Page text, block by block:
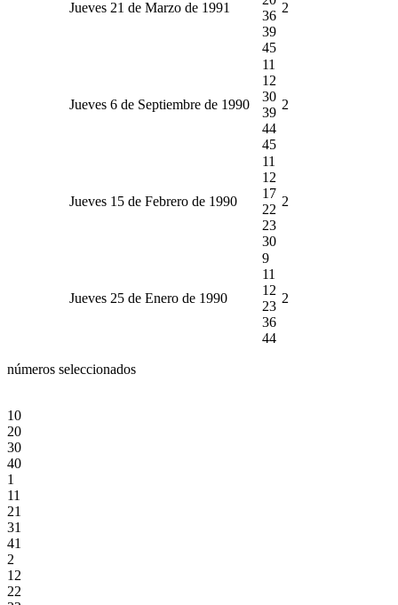
Jueves 21 de Marzo de 1991
36
39
45
2
Jueves 6 de Septiembre de 1990
11
12
30
39
44
45
2
Jueves 15 de Febrero de 1990
11
12
17
22
23
30
2
Jueves 25 de Enero de 1990
9
11
12
23
36
44
2
números seleccionados
10
20
30
40
1
11
21
31
41
2
12
22